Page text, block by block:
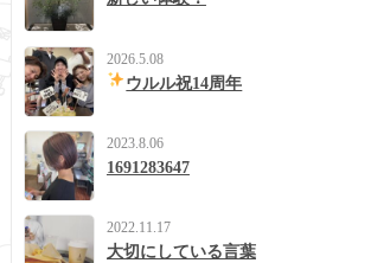
2026.5.08
ウルル祝14周年
2023.8.06
1691283647
2022.11.17
大切にしている言葉